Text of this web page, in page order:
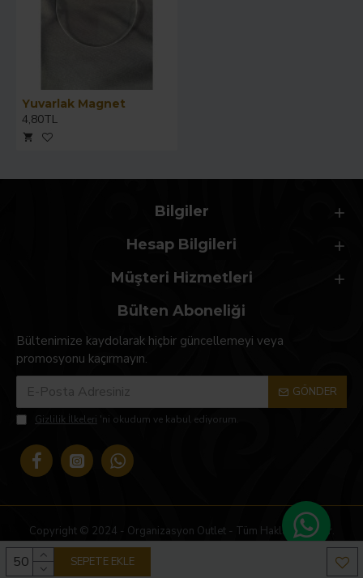
SEPETE EKLE
Yuvarlak Magnet
4,80TL
Bilgiler
Hesap Bilgileri
Müşteri Hizmetleri
Bülten Aboneliği
Bültenimize kaydolarak hiçbir güncellemeyi veya
promosyonu kaçırmayın.
GÖNDER
Gizlilik İlkeleri 'ni okudum ve kabul ediyorum.
Copyright © 2024 - Organizasyon Outlet - Tüm Hakları Saklıdır.